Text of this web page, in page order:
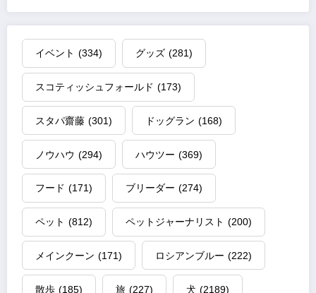
イベント (334) グッズ (281)
スコティッシュフォールド (173)
スタパ齋藤 (301) ドッグラン (168)
ノウハウ (294) ハウツー (369)
フード (171) ブリーダー (274)
ペット (812) ペットジャーナリスト (200)
メインクーン (171) ロシアンブルー (222)
散歩 (185) 旅 (227) 犬 (2189)